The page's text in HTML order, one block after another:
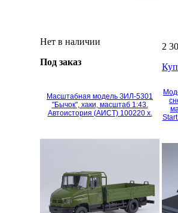
Нет в наличии
Под заказ
2
Масштабная модель ЗИЛ-5301
"Бычок", хаки, масштаб 1:43.
Автоистория (АИСТ) 100220 х.